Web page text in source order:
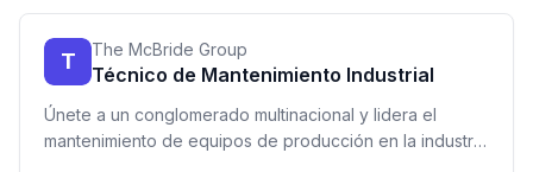
T The McBride Group
Técnico de Mantenimiento Industrial
Únete a un conglomerado multinacional y lidera el
mantenimiento de equipos de producción en la industria